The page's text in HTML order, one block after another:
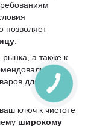
позволяет
а также к
себя.
для гигиены
ключ к чистоте
широкому